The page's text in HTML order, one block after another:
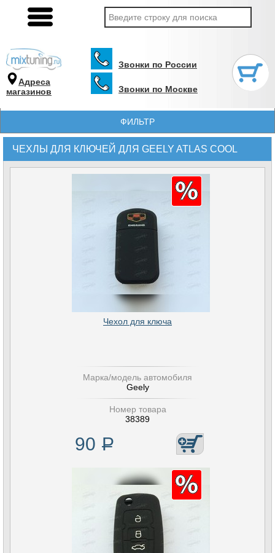
Адреса
магазинов
Звонки по России
Звонки по Москве
ФИЛЬТР
ЧЕХЛЫ ДЛЯ КЛЮЧЕЙ ДЛЯ GEELY ATLAS COOL
Чехол для ключа
Марка/модель автомобиля
Geely
Номер товара
38389
90 Р